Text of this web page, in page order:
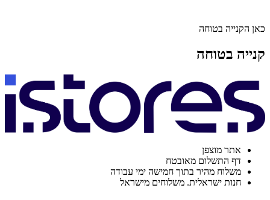
כאן הקנייה בטוחה
קנייה בטוחה
אתר מוצפן
דף התשלום מאובטח
משלוח מהיר בתוך חמישה ימי עבודה
חנות ישראלית. משלוחים מישראל